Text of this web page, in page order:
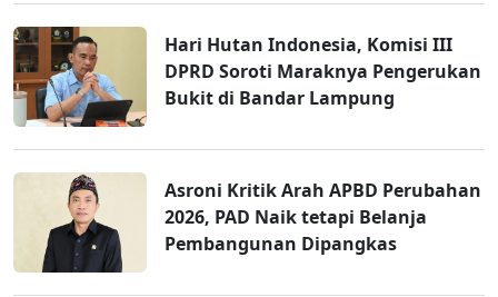
Hari Hutan Indonesia, Komisi III
DPRD Soroti Maraknya Pengerukan
Bukit di Bandar Lampung
Asroni Kritik Arah APBD Perubahan
2026, PAD Naik tetapi Belanja
Pembangunan Dipangkas